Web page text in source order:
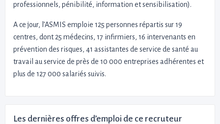
professionnels, pénibilité, information et sensibilisation).
A ce jour, l’ASMIS emploie 125 personnes répartis sur 19
centres, dont 25 médecins, 17 infirmiers, 16 intervenants en
prévention des risques, 41 assistantes de service de santé au
travail au service de près de 10 000 entreprises adhérentes et
plus de 127 000 salariés suivis.
Les dernières offres d’emploi de ce recruteur